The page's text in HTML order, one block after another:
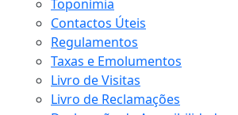
Toponímia
Contactos Úteis
Regulamentos
Taxas e Emolumentos
Livro de Visitas
Livro de Reclamações